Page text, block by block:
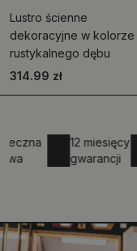
Lustro ścienne
dekoracyjne w kolorze
rustykalnego dębu
314.99 zł
12 miesięcy
gwarancji